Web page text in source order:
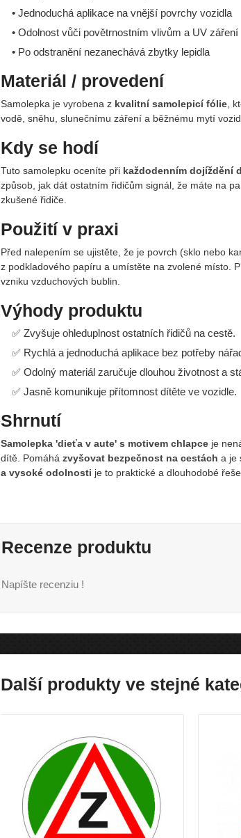
• Jednoduchá aplikace na vnější povrchy vozidla
• Odolnost vůči povětrnostním vlivům a UV záření
• Po odstranění nezanechává zbytky lepidla
Materiál / provedení
Samolepka je vyrobena z kvalitní samolepicí fólie,
vodě, sněhu, slunečnímu záření a běžnému mytí
Kdy se hodí
Tuto samolepku oceníte při každodenním dojíždění
způsob, jak dát ostatním řidičům signál, že máte na
zkušené řidiče.
Použití v praxi
Před nalepením se ujistěte, že je povrch (sklo nebo
z podkladového papíru a umístěte na zvolené místo.
vzniku vzduchových bublin.
Výhody produktu
✅ Zvyšuje ohleduplnost ostatních řidičů na cestě.
✅ Rychlá a jednoduchá aplikace bez potřeby
✅ Odolný materiál zaručuje dlouhou životnost a
✅ Jasně komunikuje přítomnost dítěte ve vozidle.
Shrnutí
Samolepka 'dieťa v aute' s motivem chlapceje
dítě. Pomáhá zvyšovat bezpečnost na cestách a je
a vysoké odolnosti je to praktické a dlouhodobé
Recenze produktu
Napíšte recenziu !
Další produkty ve stejné